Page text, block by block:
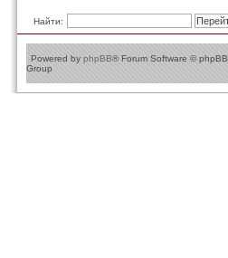
Найти:
Powered by phpBB® Forum Software © phpBB
Group